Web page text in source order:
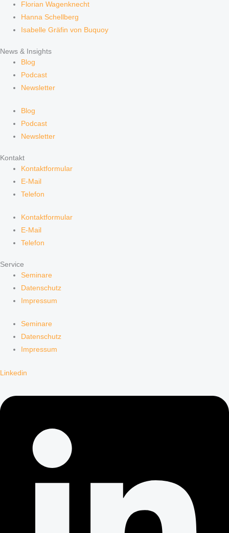
Florian Wagenknecht
Hanna Schellberg
Isabelle Gräfin von Buquoy
News & Insights
Blog
Podcast
Newsletter
Blog
Podcast
Newsletter
Kontakt
Kontaktformular
E-Mail
Telefon
Kontaktformular
E-Mail
Telefon
Service
Seminare
Datenschutz
Impressum
Seminare
Datenschutz
Impressum
Linkedin